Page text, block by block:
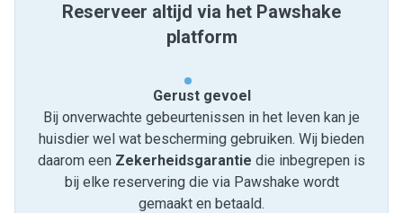
Reserveer altijd via het Pawshake
platform
Gerust gevoel
Bij onverwachte gebeurtenissen in het leven kan je
huisdier wel wat bescherming gebruiken. Wij bieden
daarom een Zekerheidsgarantie die inbegrepen is
bij elke reservering die via Pawshake wordt
gemaakt en betaald.